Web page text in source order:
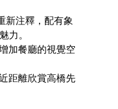
新注釋，配有象
力。